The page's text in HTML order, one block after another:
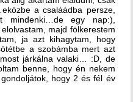
a csaláádba persze,
mindenki…de egy nap:),
majd fölkerestem
ja azt kihagytam, hogy
a szobámba mert azt
járkálna valaki… :D, de
benne, hogy én nekem
hogy 2 és fél év